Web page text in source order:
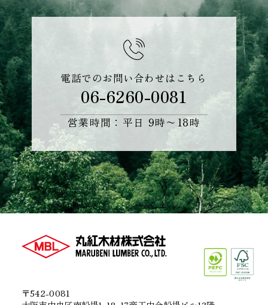
電話でのお問い合わせはこちら
06-6260-0081
営業時間：平日 9時〜18時
〒542-0081